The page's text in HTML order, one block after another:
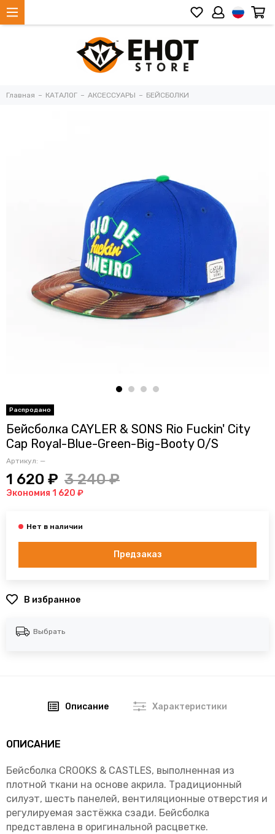
Главная КАТАЛОГ АКСЕССУАРЫ БЕЙСБОЛКИ
Бейсболка CAYLER & SONS Rio Fuckin' City
Cap Royal-Blue-Green-Big-Booty O/S
Артикул: —
1 620 ₽ 3 240 ₽
Экономия 1 620 ₽
Предзаказ
В избранное
Выбрать
Описание Характеристики
ОПИСАНИЕ
Бейсболка CROOKS & CASTLES, выполненная из
плотной ткани на основе акрила. Традиционный
силуэт, шесть панелей, вентиляционные отверстия и
регулируемая застёжка сзади. Бейсболка
представлена в оригинальной расцветке.